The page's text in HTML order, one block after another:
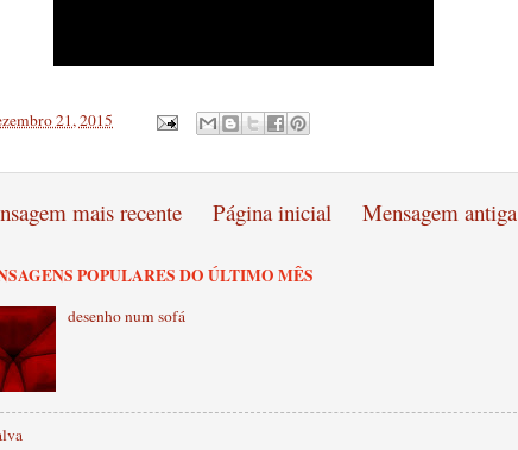
21, 2015
mais recente Mensagem antiga
Página inicial
POPULARES DO ÚLTIMO MÊS
desenho num sofá